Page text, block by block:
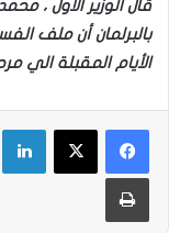
قال الوزير الأول ،
بالبرلمان أنملف
الأيام المقبلة الي
طباعة